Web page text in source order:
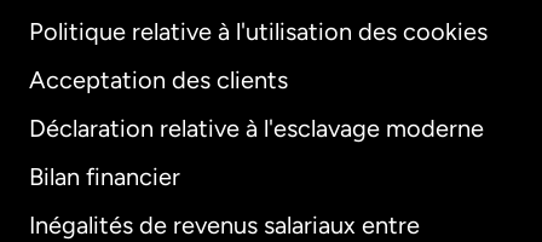
Politique relative à l'utilisation des cookies
Acceptation des clients
Déclaration relative à l'esclavage moderne
Bilan financier
Inégalités de revenus salariaux entre
International